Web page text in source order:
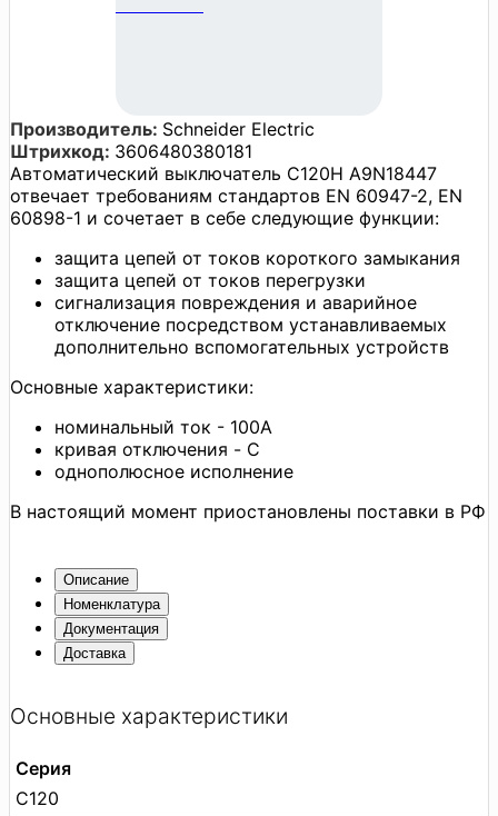
Производитель: Schneider Electric
Штрихкод: 3606480380181
Автоматический выключатель C120H A9N18447
отвечает требованиям стандартов EN 60947-2, EN
60898-1 и сочетает в себе следующие функции:
защита цепей от токов короткого замыкания
защита цепей от токов перегрузки
сигнализация повреждения и аварийное
отключение посредством устанавливаемых
дополнительно вспомогательных устройств
Основные характеристики:
номинальный ток - 100А
кривая отключения - C
однополюсное исполнение
В настоящий момент приостановлены поставки в РФ
Описание
Номенклатура
Документация
Доставка
Основные характеристики
Серия
C120